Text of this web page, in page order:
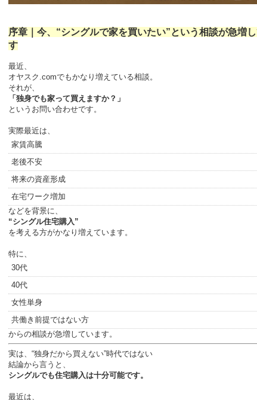
序章｜今、“シングルで家を買いたい”という相談が急増
す
最近、
オヤスク.comでもかなり増えている相談。
それが、
「独身でも家って買えますか？」
というお問い合わせです。
実際最近は、
家賃高騰
老後不安
将来の資産形成
在宅ワーク増加
などを背景に、
“シングル住宅購入”
を考える方がかなり増えています。
特に、
30代
40代
女性単身
共働き前提ではない方
からの相談が急増しています。
実は、“独身だから買えない”時代ではない
結論から言うと、
シングルでも住宅購入は十分可能です。
最近は、